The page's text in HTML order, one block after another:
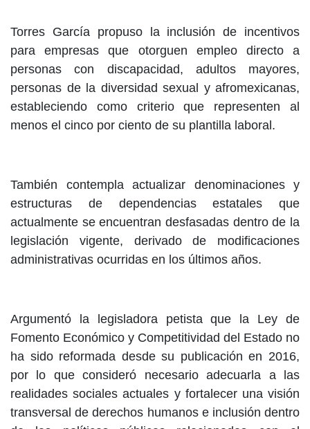
Torres García propuso la inclusión de incentivos
para empresas que otorguen empleo directo a
personas con discapacidad, adultos mayores,
personas de la diversidad sexual y afromexicanas,
estableciendo como criterio que representen al
menos el cinco por ciento de su plantilla laboral.
También contempla actualizar denominaciones y
estructuras de dependencias estatales que
actualmente se encuentran desfasadas dentro de la
legislación vigente, derivado de modificaciones
administrativas ocurridas en los últimos años.
Argumentó la legisladora petista que la Ley de
Fomento Económico y Competitividad del Estado no
ha sido reformada desde su publicación en 2016,
por lo que consideró necesario adecuarla a las
realidades sociales actuales y fortalecer una visión
transversal de derechos humanos e inclusión dentro